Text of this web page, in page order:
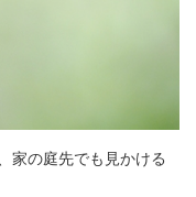
家の庭先でも見かける